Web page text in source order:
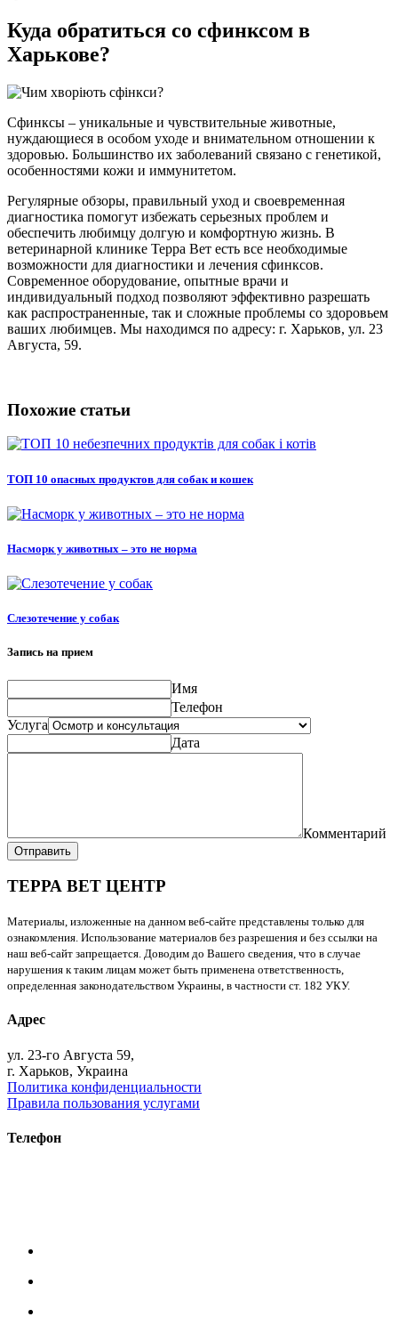
Куда обратиться со сфинксом в
Харькове?
Сфинксы – уникальные и чувствительные животные,
нуждающиеся в особом уходе и внимательном отношении к
здоровью. Большинство их заболеваний связано с генетикой,
особенностями кожи и иммунитетом.
Регулярные обзоры, правильный уход и своевременная
диагностика помогут избежать серьезных проблем и
обеспечить любимцу долгую и комфортную жизнь. В
ветеринарной клинике Терра Вет есть все необходимые
возможности для диагностики и лечения сфинксов.
Современное оборудование, опытные врачи и
индивидуальный подход позволяют эффективно разрешать
как распространенные, так и сложные проблемы со здоровьем
ваших любимцев. Мы находимся по адресу: г. Харьков, ул. 23
Августа, 59.
Похожие статьи
ТОП 10 опасных продуктов для собак и кошек
Насморк у животных – это не норма
Слезотечение у собак
Запись на прием
Имя
Телефон
Услуга
Дата
Комментарий
Отправить
ТЕРРА ВЕТ ЦЕНТР
Материалы, изложенные на данном веб-сайте представлены только для
ознакомления. Использование материалов без разрешения и без ссылки на
наш веб-сайт запрещается. Доводим до Вашего сведения, что в случае
нарушения к таким лицам может быть применена ответственность,
определенная законодательством Украины, в частности ст. 182 УКУ.
Адрес
ул. 23-го Августа 59,
г. Харьков, Украина
Политика конфиденциальности
Правила пользования услугами
Телефон